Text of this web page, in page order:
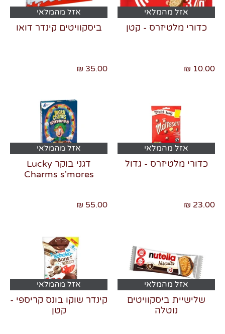
אזל מהמלאי
כדורי מלטיזרס - קטן
10.00 ₪
אזל מהמלאי
ביסקוויטים קינדר דואו
35.00 ₪
אזל מהמלאי
כדורי מלטיזרס - גדול
23.00 ₪
אזל מהמלאי
דגני בוקר Lucky
Charms s'mores
55.00 ₪
אזל מהמלאי
שלישיית ביסקוויטים
נוטלה
אזל מהמלאי
קינדר שוקו בונס קריספי -
קטן